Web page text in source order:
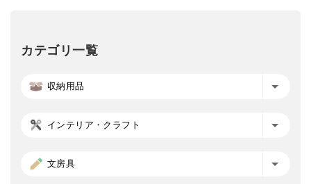
カテゴリ一覧
収納用品
インテリア・クラフト
文房具